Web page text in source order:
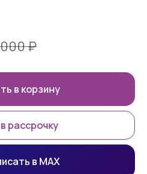
₽
в корзину
рассрочку
в MAX